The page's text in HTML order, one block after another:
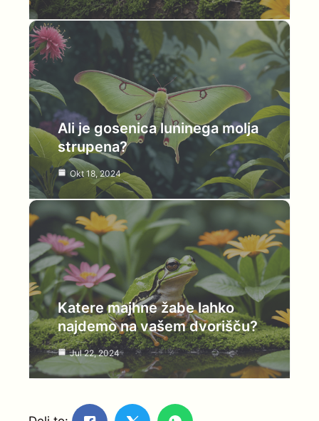
Ali je gosenica luninega molja
strupena?
Okt 18, 2024
Katere majhne žabe lahko
najdemo na vašem dvorišču?
Jul 22, 2024